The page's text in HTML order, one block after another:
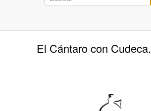
El Cántaro con Cudeca.